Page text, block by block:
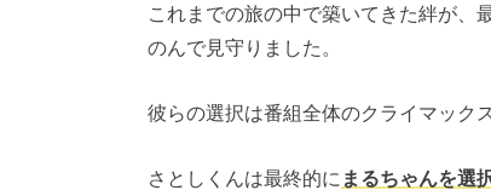
これまでの旅の中で築いてきた絆が、
のんで見守りました。
彼らの選択は番組全体のクライマック
さとしくんは最終的に まるちゃんを選